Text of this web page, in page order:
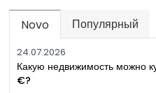
Novo (active tab)
Популярный
24.07.2026
Какую недвижимость можно
€?